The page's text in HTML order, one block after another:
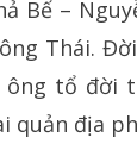
Bế –
Thái.
ông tổ đời
quản địa